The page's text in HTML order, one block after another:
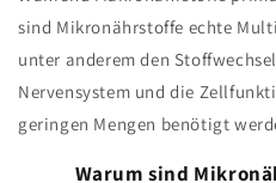
sind Mikronährstoffe echte
unter anderem den
Nervensystem und die
geringen Mengen benötigt
Warum sind